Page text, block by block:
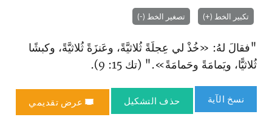
تكبير الخط (+) تصغير الخط (-)
"فقالَ لهُ: «خُذْ لي عِجلَةً ثُلاثيَّةً، وعَنزَةً ثُلاثيَّةً، وكبشًا
ثُلاثيًّا، ويَمامَةً وحَمامَةً»." (تك 15: 9).
نسخ الآية حذف التشكيل عرض تقديمي